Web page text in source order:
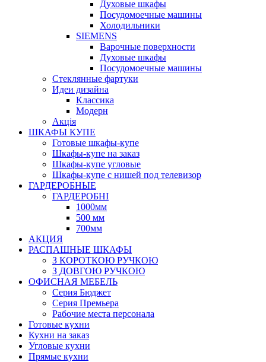
Духовые шкафы
Посудомоечные машины
Холодильники
SIEMENS
Варочные поверхности
Духовые шкафы
Посудомоечные машины
Стеклянные фартуки
Идеи дизайна
Класcика
Модерн
Акція
ШКАФЫ КУПЕ
Готовые шкафы-купе
Шкафы-купе на заказ
Шкафы-купе угловые
Шкафы-купе с нишей под телевизор
ГАРДЕРОБНЫЕ
ГАРДЕРОБНІ
1000мм
500 мм
700мм
АКЦИЯ
РАСПАШНЫЕ ШКАФЫ
З КОРОТКОЮ РУЧКОЮ
З ДОВГОЮ РУЧКОЮ
ОФИСНАЯ МЕБЕЛЬ
Серия Бюджет
Серия Премьера
Рабочие места персонала
Готовые кухни
Кухни на заказ
Угловые кухни
Прямые кухни